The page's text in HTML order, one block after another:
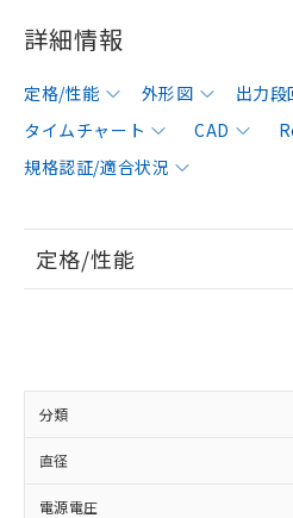
詳細情報
定格/性能 外形図 出力
タイムチャート
CAD
規格認証/適合状況
定格/性能
分類
直径
電源電圧